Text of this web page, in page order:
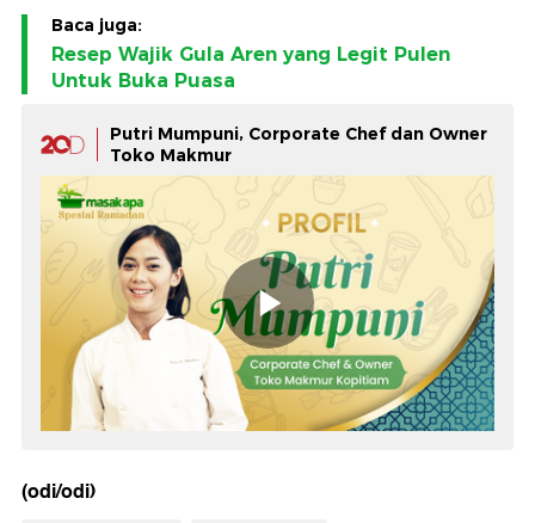
Baca juga:
Resep Wajik Gula Aren yang Legit Pulen
Untuk Buka Puasa
Putri Mumpuni, Corporate Chef dan Owner
Toko Makmur
(odi/odi)